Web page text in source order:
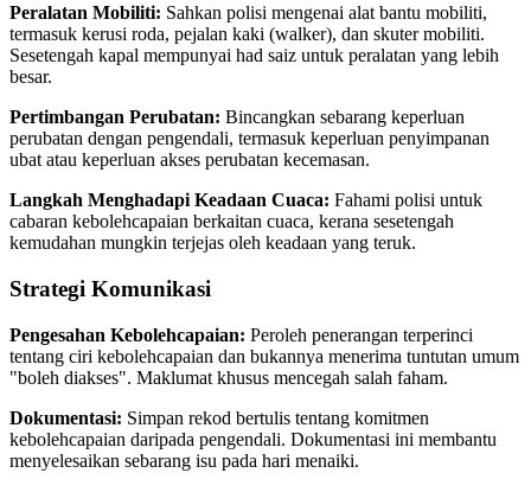
Peralatan Mobiliti: Sahkan polisi mengenai alat bantu mobiliti,
termasuk kerusi roda, pejalan kaki (walker), dan skuter mobiliti.
Sesetengah kapal mempunyai had saiz untuk peralatan yang lebih
besar.
Pertimbangan Perubatan: Bincangkan sebarang keperluan
perubatan dengan pengendali, termasuk keperluan penyimpanan
ubat atau keperluan akses perubatan kecemasan.
Langkah Menghadapi Keadaan Cuaca: Fahami polisi untuk
cabaran kebolehcapaian berkaitan cuaca, kerana sesetengah
kemudahan mungkin terjejas oleh keadaan yang teruk.
Strategi Komunikasi
Pengesahan Kebolehcapaian: Peroleh penerangan terperinci
tentang ciri kebolehcapaian dan bukannya menerima tuntutan umum
"boleh diakses". Maklumat khusus mencegah salah faham.
Dokumentasi: Simpan rekod bertulis tentang komitmen
kebolehcapaian daripada pengendali. Dokumentasi ini membantu
menyelesaikan sebarang isu pada hari menaiki.